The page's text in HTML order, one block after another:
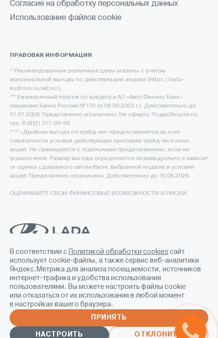
Согласие на обработку персональных данных
Использование файлов cookie
ПРАВОВАЯ ИНФОРМАЦИЯ
* Рекомендованные розничные цены указаны с учетом
максимальной выгоды по действующим акциям (https://lada-
kudrovo.ru/aktsii/).
** Ежемесячный платеж по кредиту в АО «Авто Финанс Банк»
(лицензия Банка России №170 от 06.09.2023 г.). Действительно до
31.07.2026. Предложение ограничено. Не оферта. Подробности по
тел. 8 (812) 317-09-99.
*** «Двойная выгода по трейд-ин» предоставляется за счет
совокупности условий действующих программ трейд-ин и иных
акций. Не суммируется с отдельными предложениями, если не
указано иное. Размер выгоды определяется индивидуально и зависит
от оценки сдаваемого автомобиля, выбранной модели и условий
акций. Предложение ограничено. Действительно до 10.08.2026.
ОЦЕНИВАЙТЕ СВОИ ФИНАНСОВЫЕ ВОЗМОЖНОСТИ И РИСКИ.
Создание сайта -
Этот сайт защищен reCAPTCHA, и на него распространяются
политика конфиденциальностииусловия обслуживания
В соответствии с Политикой обработки cookies сайт
использует cookie-файлы, а также сервис веб-аналитики
Яндекс.Метрика для анализа посещаемости, источников
интернет-трафика и удобства использования
пользователями. Вы можете настроить файлы cookie
или отказаться от их использования в любой момент
в настройках вашего браузера.
ПРИНЯТЬ
НАСТРОИТЬ ОТКЛОНИТЬ